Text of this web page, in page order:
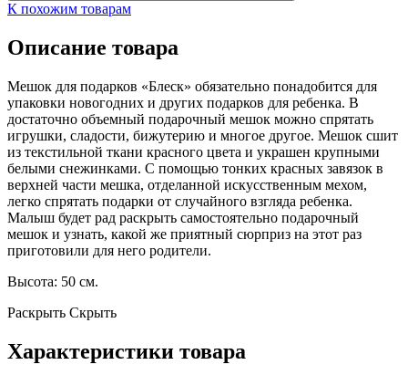
К похожим товарам
Описание товара
Мешок для подарков «Блеск» обязательно понадобится для
упаковки новогодних и других подарков для ребенка. В
достаточно объемный подарочный мешок можно спрятать
игрушки, сладости, бижутерию и многое другое. Мешок сшит
из текстильной ткани красного цвета и украшен крупными
белыми снежинками. С помощью тонких красных завязок в
верхней части мешка, отделанной искусственным мехом,
легко спрятать подарки от случайного взгляда ребенка.
Малыш будет рад раскрыть самостоятельно подарочный
мешок и узнать, какой же приятный сюрприз на этот раз
приготовили для него родители.
Высота: 50 см.
Раскрыть Скрыть
Характеристики товара